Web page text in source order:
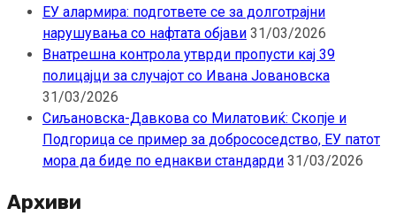
ЕУ алармира: подгответе се за долготрајни
нарушувања со нафтата објави 31/03/2026
Внатрешна контрола утврди пропусти кај 39
полицајци за случајот со Ивана Јовановска
31/03/2026
Сиљановска-Давкова со Милатовиќ: Скопје и
Подгорица се пример за добрососедство, ЕУ патот
мора да биде по еднакви стандарди 31/03/2026
Архиви